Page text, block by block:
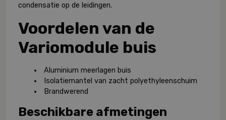
condensatie op de leidingen.
Voordelen van de
Variomodule buis
Aluminium meerlagen buis
Isolatiemantel van zacht polyethyleenschuim
Brandwerend
Beschikbare afmetingen